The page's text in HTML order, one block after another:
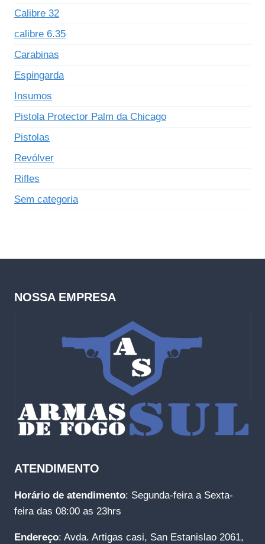
Calibre 32
calibre 6.35
Carabinas
Espingarda
Insumos
Pistola Protector Palm da Chicago
Pistolas
Revólver
Rifles
Sem categoria
NOSSA EMPRESA
ATENDIMENTO
Horário de atendimento: Segunda-feira a Sexta-
feira das 08:00 as 23hrs
Endereço: Avda. Artigas casi, San Estanislao 2061,